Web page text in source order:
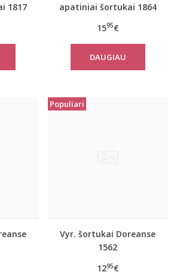
1817
apatiniai šortukai 1864
1595€
DAUGIAU
Populiari
Vyr. šortukai Doreanse
1562
1295€